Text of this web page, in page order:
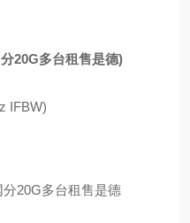
20G多台租售是德)
IFBW)